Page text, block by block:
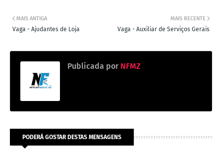
MAIS RECENTE
Vaga - Auxiliar de Serviços Gerais
MAIS ANTIGA
Vaga - Ajudantes de Loja
Publicada por NFMZ
PODERÁ GOSTAR DESTAS MENSAGENS